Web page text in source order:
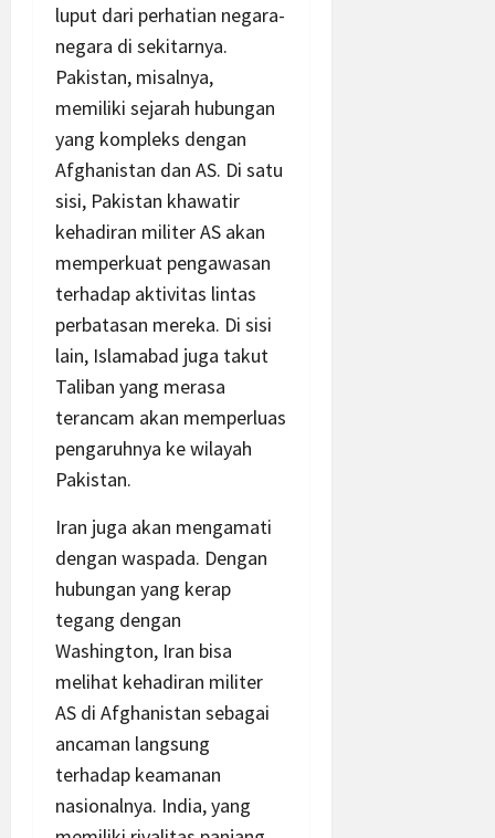
luput dari perhatian negara-
negara di sekitarnya.
Pakistan, misalnya,
memiliki sejarah hubungan
yang kompleks dengan
Afghanistan dan AS. Di satu
sisi, Pakistan khawatir
kehadiran militer AS akan
memperkuat pengawasan
terhadap aktivitas lintas
perbatasan mereka. Di sisi
lain, Islamabad juga takut
Taliban yang merasa
terancam akan memperluas
pengaruhnya ke wilayah
Pakistan.
Iran juga akan mengamati
dengan waspada. Dengan
hubungan yang kerap
tegang dengan
Washington, Iran bisa
melihat kehadiran militer
AS di Afghanistan sebagai
ancaman langsung
terhadap keamanan
nasionalnya. India, yang